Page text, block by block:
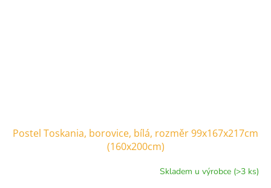
Postel Toskania, borovice, bílá, rozměr 99x167x217cm
(160x200cm)
Skladem u výrobce (>3 ks)